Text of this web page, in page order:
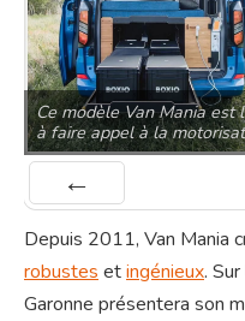
Ce modèle Van Mania est
à faire appel à la
Depuis 2011, Van Mania
robustes etingénieux.
Garonne présentera son